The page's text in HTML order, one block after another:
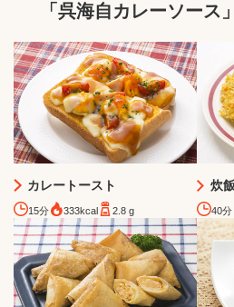
「呉海自カレーソース
カレートースト
15分 333kcal 2.8 g
炊
40分